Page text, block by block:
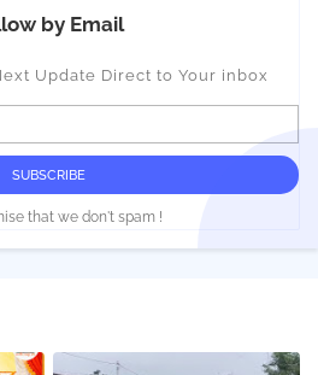
by Email
Update Direct to Your inbox
that we don't spam !